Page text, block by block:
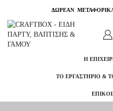
ΔΩΡΕΑΝ
Η
ΤΟ ΕΡΓΑΣΤΗΡΙΟ &